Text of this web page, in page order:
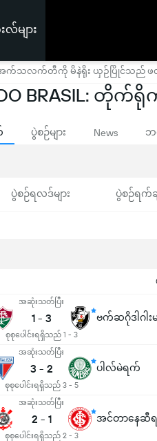
လ်များ
က်သလက်တီကို မိနဲရိုး ယှဉ်ပြိုင်သည် ဖလ
BRASIL: တိုက်ရို
ပွဲစဉ်များ News ဘ
ပွဲစဉ်ရလဒ်များ ပွဲစဉ်ရက်ချိ
အဆုံးသတ်ပြီး
1 - 3
စုစုပေါင်းရရှိသည် 1 - 3
ဗက်ဆဂိုဒါဂါးမ
အဆုံးသတ်ပြီး
3 - 2
စုစုပေါင်းရရှိသည် 3 - 5
ပါလ်မဲရက်
အဆုံးသတ်ပြီး
2 - 1
စုစုပေါင်းရရှိသည် 2 - 3
အင်တာနေဆီရ